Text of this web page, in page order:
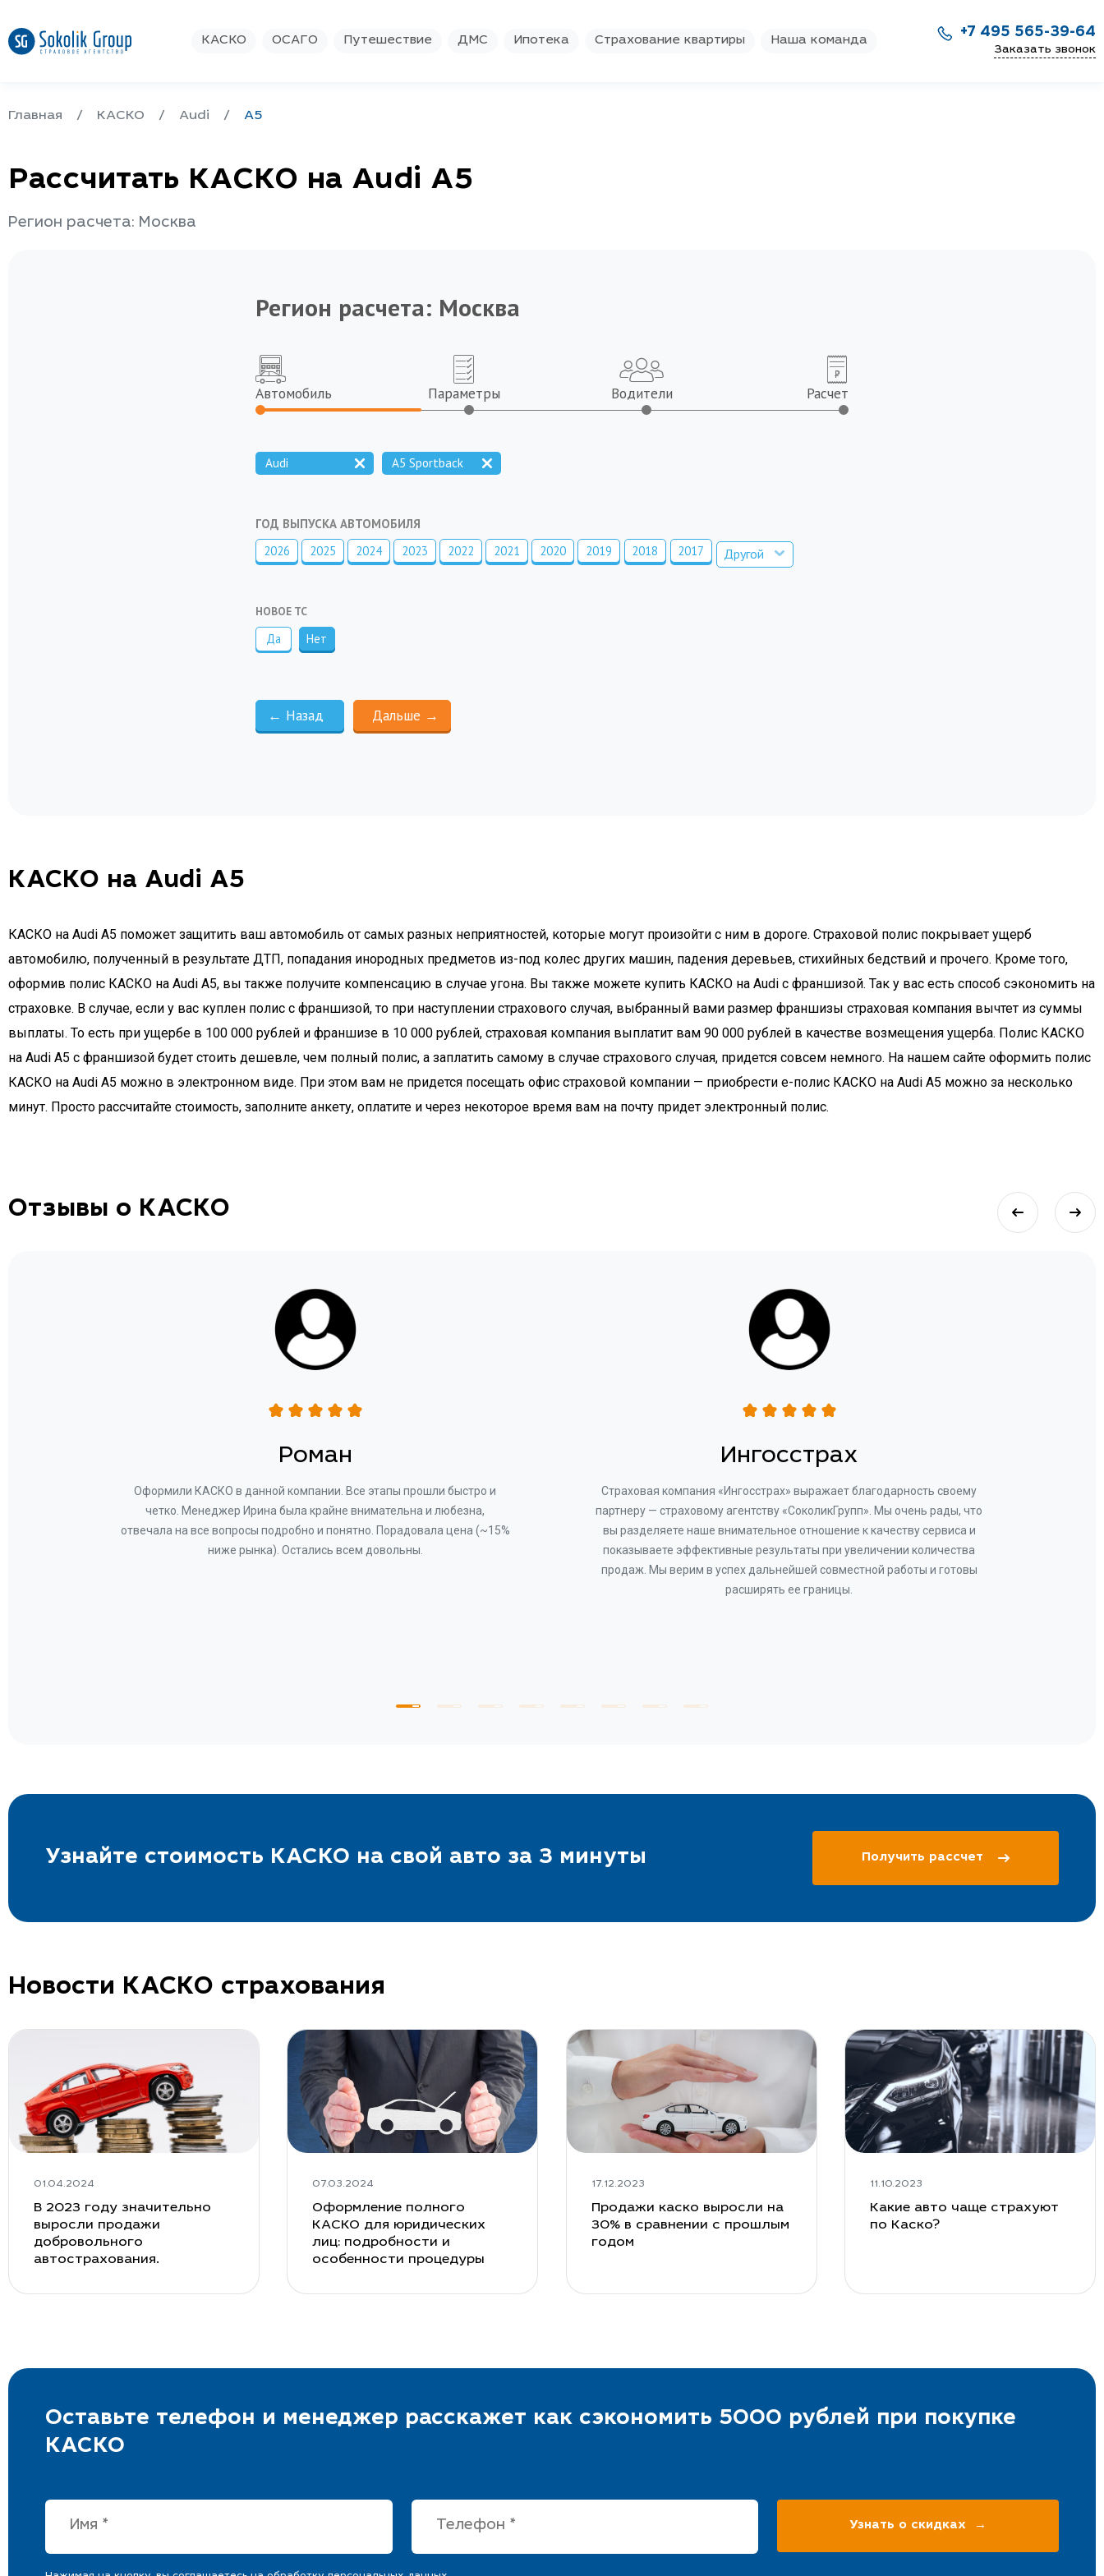
КАСКО ОСАГО Путешествие ДМС Ипотека Страхование квартиры Наша команда
+7 495 565-39-64
Заказать звонок
Главная КАСКО Audi A5
Рассчитать КАСКО на Audi A5
Регион расчета: Москва
Регион расчета: Москва
Автомобиль Параметры Водители Расчет
Audi A5 Sportback
ГОД ВЫПУСКА АВТОМОБИЛЯ
2026
2025 2024 2023 2022 2021 2020 2019 2018 2017 Другой
НОВОЕ ТС
Да Нет
КАСКО на Audi A5
КАСКО на Audi A5 поможет защитить ваш автомобиль от самых разных неприятностей, которые могут произойти с ним в дороге. Страховой полис покрывает ущерб
автомобилю, полученный в результате ДТП, попадания инородных предметов из-под колес других машин, падения деревьев, стихийных бедствий и прочего. Кроме того,
оформив полис КАСКО на Audi A5, вы также получите компенсацию в случае угона. Вы также можете купить КАСКО на Audi с франшизой. Так у вас есть способ сэкономить на
страховке. В случае, если у вас куплен полис с франшизой, то при наступлении страхового случая, выбранный вами размер франшизы страховая компания вычтет из суммы
выплаты. То есть при ущербе в 100 000 рублей и франшизе в 10 000 рублей, страховая компания выплатит вам 90 000 рублей в качестве возмещения ущерба. Полис КАСКО
на Audi A5 с франшизой будет стоить дешевле, чем полный полис, а заплатить самому в случае страхового случая, придется совсем немного. На нашем сайте оформить полис
КАСКО на Audi A5 можно в электронном виде. При этом вам не придется посещать офис страховой компании — приобрести e-полис КАСКО на Audi A5 можно за несколько
минут. Просто рассчитайте стоимость, заполните анкету, оплатите и через некоторое время вам на почту придет электронный полис.
Отзывы о КАСКО
Роман
Оформили КАСКО в данной компании. Все этапы прошли быстро и
четко. Менеджер Ирина была крайне внимательна и любезна,
отвечала на все вопросы подробно и понятно. Порадовала цена (~15%
ниже рынка). Остались всем довольны.
Ингосстрах
Страховая компания «Ингосстрах» выражает благодарность своему
партнеру — страховому агентству «СоколикГрупп». Мы очень рады, что
вы разделяете наше внимательное отношение к качеству сервиса и
показываете эффективные результаты при увеличении количества
продаж. Мы верим в успех дальнейшей совместной работы и готовы
расширять ее границы.
Узнайте стоимость КАСКО на свой авто за 3 минуты Получить рассчет
Новости КАСКО страхования
01.04.2024
В 2023 году значительно
выросли продажи
добровольного
автострахования.
07.03.2024
Оформление полного
КАСКО для юридических
лиц: подробности и
особенности процедуры
17.12.2023
Продажи каско выросли на
30% в сравнении с прошлым
годом
11.10.2023
Какие авто чаще страхуют
по Каско?
Оставьте телефон и менеджер расскажет как сэкономить 5000 рублей при покупке
КАСКО